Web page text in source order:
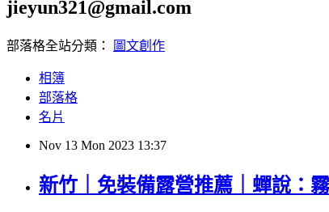
jieyun321@gmail.com
部落格全站分類： 圖文創作
相簿
部落格
名片
Nov 13 Mon 2023 13:37
新竹｜免裝備露營推薦｜蟬說：